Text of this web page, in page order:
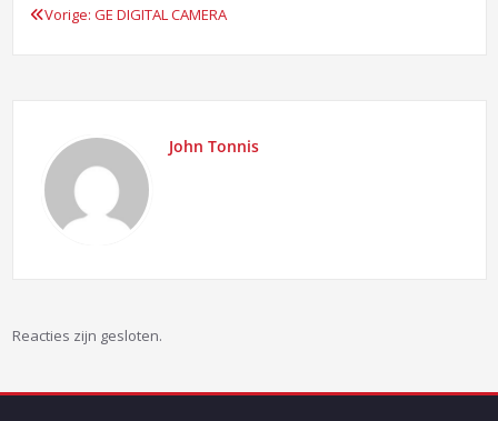
Bericht
Vorige: GE DIGITAL CAMERA
John Tonnis
Reacties zijn gesloten.